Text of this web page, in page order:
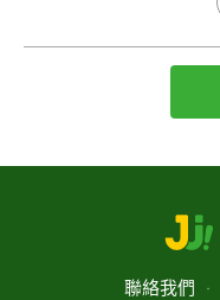
聯絡我們 ‧